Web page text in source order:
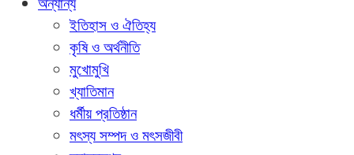
ইতিহাস ও ঐতিহ্য
কৃষি ও অর্থনীতি
মুখোমুখি
খ্যাতিমান
ধর্মীয় প্রতিষ্ঠান
মৎস্য সম্পদ ও মৎসজীবী